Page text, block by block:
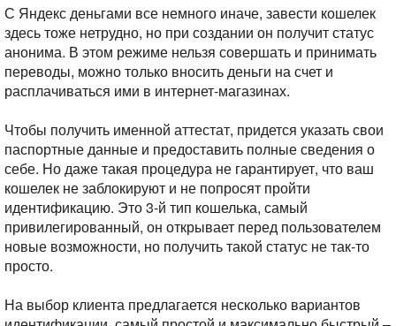
С Яндекс деньгами все немного иначе, завести кошелек
здесь тоже нетрудно, но при создании он получит статус
анонима. В этом режиме нельзя совершать и принимать
переводы, можно только вносить деньги на счет и
расплачиваться ими в интернет-магазинах.
Чтобы получить именной аттестат, придется указать свои
паспортные данные и предоставить полные сведения о
себе. Но даже такая процедура не гарантирует, что ваш
кошелек не заблокируют и не попросят пройти
идентификацию. Это 3-й тип кошелька, самый
привилегированный, он открывает перед пользователем
новые возможности, но получить такой статус не так-то
просто.
На выбор клиента предлагается несколько вариантов